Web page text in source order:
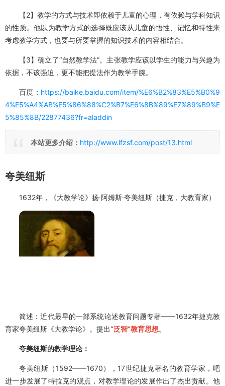
【2】教学的方式与技术即依赖于儿童的心理，有依赖与学科知识
的性质。他以为教学方式的选择既应该从儿童的悟性、记忆和特性来
考虑教学方式，也要与所要掌握的知识技术的内容相结合。
【3】确立了“自然教学法”。主张教学应该以学生的能力与兴趣为
依据，不该强迫，更不能把提法作为教学手腕。
百度： https://baike.baidu.com/item/%E6%B2%83%E5%B0%9
4%E5%A4%AB%E5%86%88%C2%B7%E6%8B%89%E7%89%B9%E
5%85%8B/22877436?fr=aladdin
本站更多介绍： http://www.lfzsf.com/post/13.html
夸美纽斯
1632年，《大教学论》扬·阿姆斯·夸美纽斯（捷克，大教育家）
简述：近代最早的一部系统论述教育问题专著——1632年捷克教
育家夸美纽斯《大教学论》。提出“泛智”教育思想。
夸美纽斯的教学理论：
夸美纽斯（1592——1670），17世纪捷克著名的教育学家，吧
进一步发展了特拉克的观点，对教学理论的发展作出了杰出贡献。他